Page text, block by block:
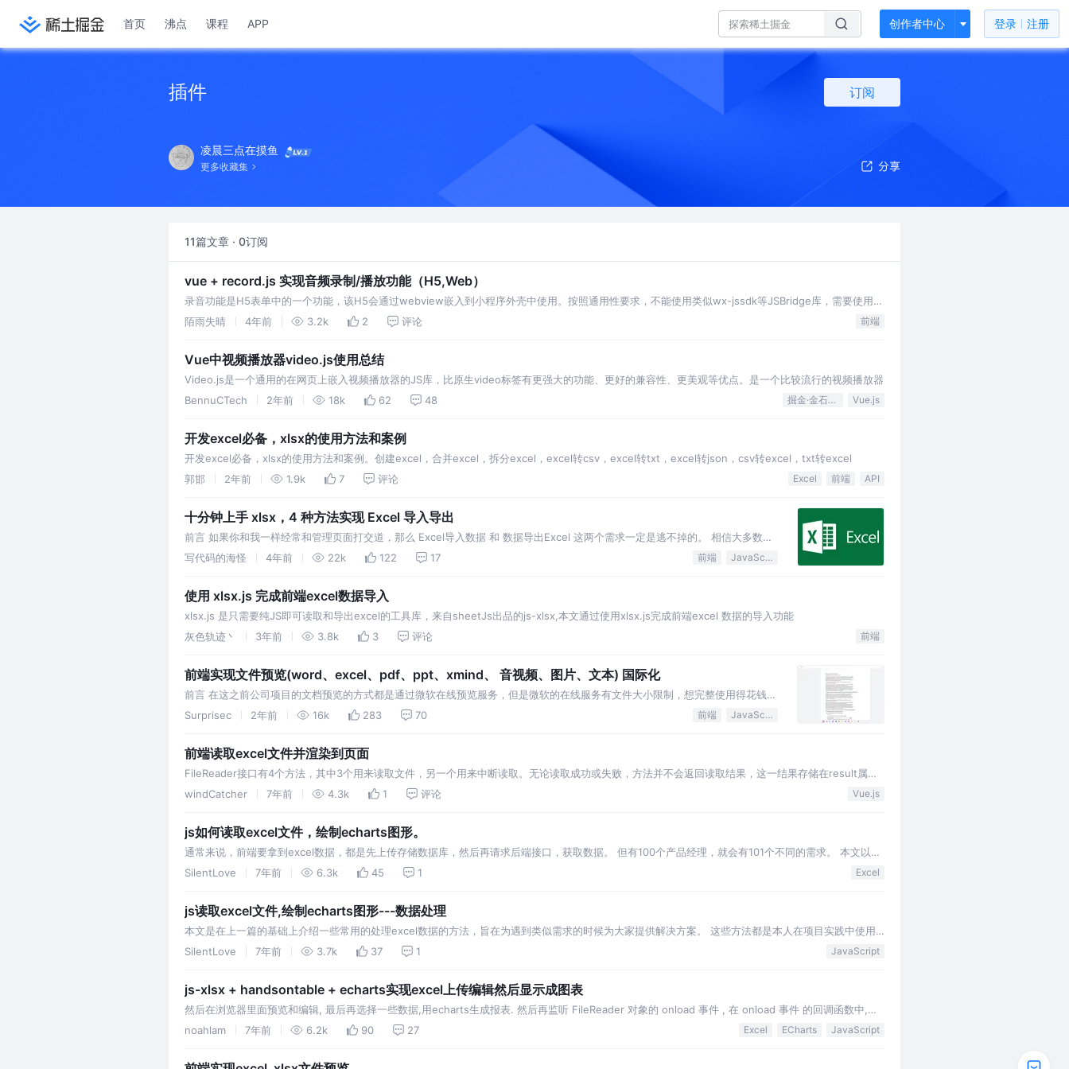
首页 沸点 课程 APP 创作者中心 登录 注册
插件 订阅
凌晨三点在摸鱼
更多收藏集
11篇文章 · 0订阅
vue + record.js 实现音频录制/播放功能（H5,Web）
录音功能是H5表单中的一个功能，该H5会通过webview嵌入到小程序外壳中使用。按照通用性要求，不能使用类似wx-jssdk等JSBridge库，需要使用
H5原生开发
陌雨失晴 4年前 3.2k 2 评论 前端
Vue中视频播放器video.js使用总结
Video.js是一个通用的在网页上嵌入视频播放器的JS库，比原生video标签有更强大的功能、更好的兼容性、更美观等优点。是一个比较流行的视频播放器
BennuCTech
2年前 18k 62 48 掘金·金石计划 Vue.js
开发excel必备，xlsx的使用方法和案例
开发excel必备，xlsx的使用方法和案例。创建excel，合并excel，拆分excel，excel转csv，excel转txt，excel转json，csv转excel，txt转excel
郭邯
2年前 1.9k 7 评论 Excel 前端 API
十分钟上手 xlsx，4 种方法实现 Excel 导入导出
前言 如果你和我一样经常和管理页面打交道，那么 Excel导入数据 和 数据导出Excel 这两个需求一定是逃不掉的。 相信大多数人
也知道 xlsx 这个 npm 库，但是文档内容实在是太多，太冗余了
写代码的海怪 4年前 22k 122 17 前端 JavaScript
使用 xlsx.js 完成前端excel数据导入
xlsx.js 是只需要纯JS即可读取和导出excel的工具库，来自sheetJs出品的js-xlsx,本文通过使用xlsx.js完成前端excel 数据的导入功能
灰色轨迹丶
3年前 3.8k 3 评论 前端
前端实现文件预览(word、excel、pdf、ppt、xmind、 音视频、图片、文本) 国际化
前言 在这之前公司项目的文档预览的方式都是通过微软在线预览服务，但是微软的在线服务有文件大小限制，想完整使用得花钱，
一些图片文件就通过组件库antd实现，因为我们项目存在多种类型的文件，所以为了改善用
Surprisec 2年前 16k 283 70 前端 JavaScript
前端读取excel文件并渲染到页面
FileReader接口有4个方法，其中3个用来读取文件，另一个用来中断读取。无论读取成功或失败，方法并不会返回读取结果，这一结果存储在result属性
中。 FileReader接口包含了一套完整的事件模型，用于捕获读取文件时的状态。
windCatcher 7年前 4.3k 1 评论 Vue.js
js如何读取excel文件，绘制echarts图形。
通常来说，前端要拿到excel数据，都是先上传存储数据库，然后再请求后端接口，获取数据。 但有100个产品经理，就会有101个不同的需求。 本文以自
己的vue项目为例。 现有一张excel财务报表，需要根据这张excel表绘制成各种echarts图形，用于年度汇报。 不经过后端…
SilentLove 7年前 6.3k 45 1 Excel
js读取excel文件,绘制echarts图形---数据处理
本文是在上一篇的基础上介绍一些常用的处理excel数据的方法，旨在为遇到类似需求的时候为大家提供解决方案。 这些方法都是本人在项目实践中使用
的，如有更好的方法或者不同的见解欢迎提出，共同学习探讨。 数组的第一项为表头的标题。 构建getExcelKeys方法，得到所有表头数据，…
SilentLove 7年前 3.7k 37 1 JavaScript
js-xlsx + handsontable + echarts实现excel上传编辑然后显示成图表
然后在浏览器里面预览和编辑, 最后再选择一些数据,用echarts生成报表. 然后再监听 FileReader 对象的 onload 事件 , 在 onload 事件 的回调函数中,我
们可以获取到 读取的二进制数据. FileReader.readAsArrayBuffer()…
noahlam 7年前 6.2k 90 27 Excel ECharts JavaScript